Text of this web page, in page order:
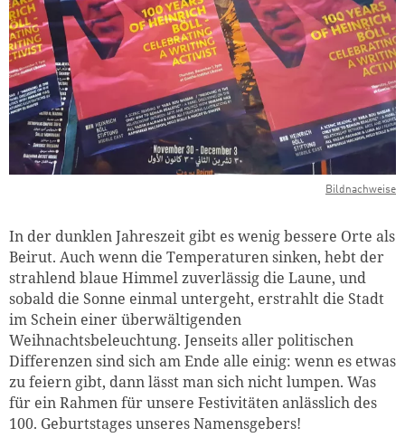
Bildnachweise
In der dunklen Jahreszeit gibt es wenig bessere Orte als
Beirut. Auch wenn die Temperaturen sinken, hebt der
strahlend blaue Himmel zuverlässig die Laune, und
sobald die Sonne einmal untergeht, erstrahlt die Stadt
im Schein einer überwältigenden
Weihnachtsbeleuchtung. Jenseits aller politischen
Differenzen sind sich am Ende alle einig: wenn es etwas
zu feiern gibt, dann lässt man sich nicht lumpen. Was
für ein Rahmen für unsere Festivitäten anlässlich des
100. Geburtstages unseres Namensgebers!